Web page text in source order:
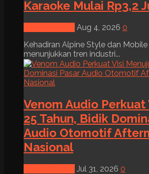
Karaoke Mulai Rp3,2
Aug 4, 2026 0
Kehadiran Alpine Style dan Mobile
menunjukkan tren industri...
Venom Audio Perkuat
25 Tahun, Bidik
Audio Otomotif
Nasional
Jul 31, 2026 0